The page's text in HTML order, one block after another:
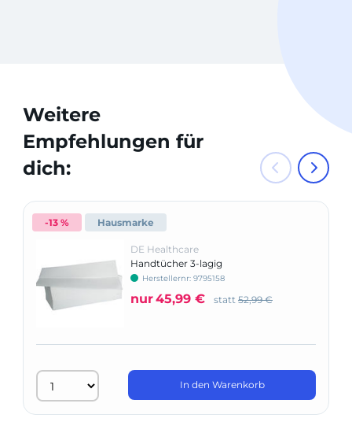
Weitere
Empfehlungen für
dich:
-13 % Hausmarke
DE Healthcare
Handtücher 3-lagig
Herstellernr: 9795158
nur45,99 € statt 52,99 €
In den Warenkorb